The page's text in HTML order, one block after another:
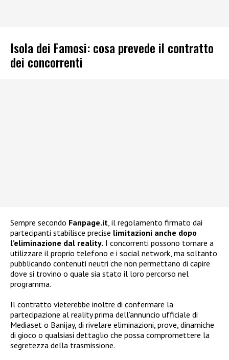
Isola dei Famosi: cosa prevede il contratto
dei concorrenti
Sempre secondo Fanpage.it, il regolamento firmato dai
partecipanti stabilisce precise limitazioni anche dopo
l’eliminazione dal reality. I concorrenti possono tornare a
utilizzare il proprio telefono e i social network, ma soltanto
pubblicando contenuti neutri che non permettano di capire
dove si trovino o quale sia stato il loro percorso nel
programma.
Il contratto vieterebbe inoltre di confermare la
partecipazione al reality prima dell’annuncio ufficiale di
Mediaset o Banijay, di rivelare eliminazioni, prove, dinamiche
di gioco o qualsiasi dettaglio che possa compromettere la
segretezza della trasmissione.